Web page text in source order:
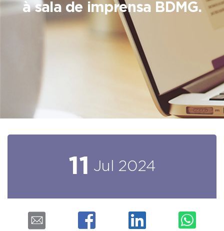
à sala de imprensa BDMG.
11 Jul 2024